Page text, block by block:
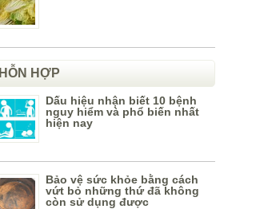
HỖN HỢP
Dấu hiệu nhận biết 10 bệnh
nguy hiểm và phổ biến nhất
hiện nay
Bảo vệ sức khỏe bằng cách
vứt bỏ những thứ đã không
còn sử dụng được